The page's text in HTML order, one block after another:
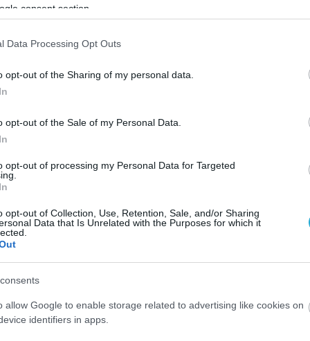
consent section.
Data Processing Opt Outs
opt-out of the Sharing of my personal data.
opt-out of the Sale of my Personal Data.
opt-out of processing my Personal Data for Targeted
opt-out of Collection, Use, Retention, Sale, and/or Sharing
Data that Is Unrelated with the Purposes for which it
allow Google to enable storage related to advertising like cookies on
identifiers in apps.
μεγαλύτερη μείωση στον κύκλο εργασιών το
αντίστοιχο τρίμηνο 2025 είναι:
και Θράκης, μείωση 1,5%.
1,5%.
οχημάτων,
και καυσίμων, οι Περιφέρειες που
στον κύκλο εργασιών το πρώτο τρίμηνο του
είναι: